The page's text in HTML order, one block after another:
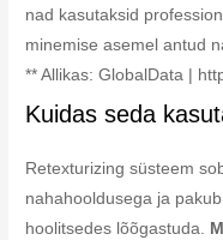
nad kasutaksid
minemise asemel antud
** Allikas: GlobalData |
Kuidas seda
Retexturizing süsteem
nahahooldusega ja
hoolitsedes lõõgastuda.